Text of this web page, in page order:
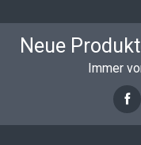
Neue
Immer